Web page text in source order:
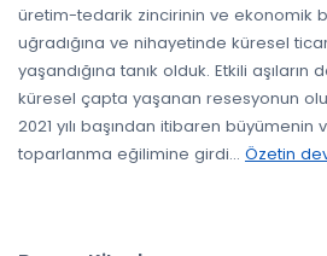
üretim-tedarik zincirinin ve ekonomik
uğradığına ve nihayetinde küresel
yaşandığına tanık olduk. Etkili
küresel çapta yaşanan resesyonun
2021 yılı başından itibaren
toparlanma eğilimine girdi... Özetin